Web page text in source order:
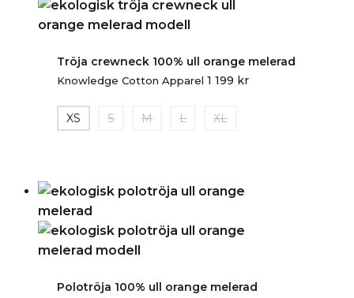
Tröja crewneck 100% ull orange melerad
Knowledge Cotton Apparel 1 199 kr
XS S M L XL
Polotröja 100% ull orange melerad